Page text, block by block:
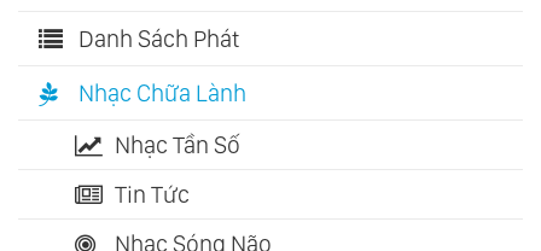
Danh Sách Phát
Nhạc Chữa Lành
Nhạc Tần Số
Tin Tức
Nhạc Sóng Não